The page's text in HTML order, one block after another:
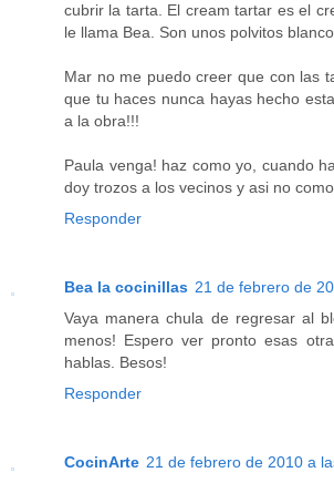
cubrir la tarta. El cream tartar es el
le llama Bea. Son unos polvitos
Mar no me puedo creer que con las
que tu haces nunca hayas hecho
a la obra!!!
Paula venga! haz como yo, cuando
doy trozos a los vecinos y asi no
Responder
Bea la cocinillas 21 de febrero de
Vaya manera chula de regresar al
menos! Espero ver pronto esas
hablas. Besos!
Responder
CocinArte 21 de febrero de 2010 a